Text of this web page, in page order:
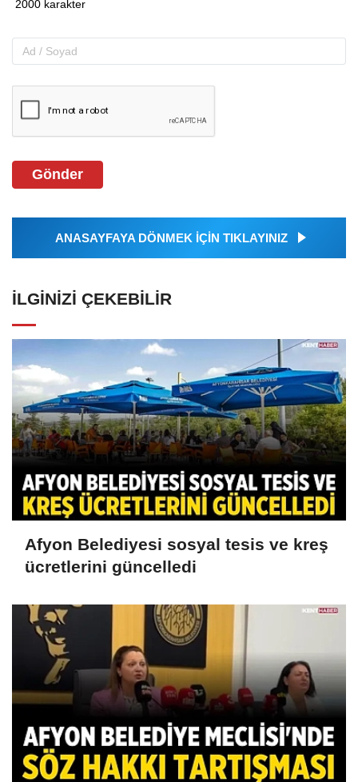
Gönder
ANASAYFAYA DÖNMEK İÇİN TIKLAYINIZ
İLGINIZI ÇEKEBILIR
Afyon Belediyesi sosyal tesis ve kreş
ücretlerini güncelledi